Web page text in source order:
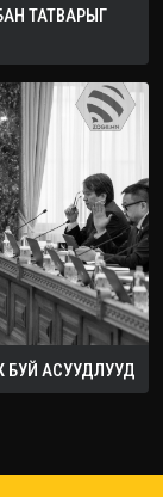
ТАТВАРЫГ
БУЙ АСУУДЛУУД